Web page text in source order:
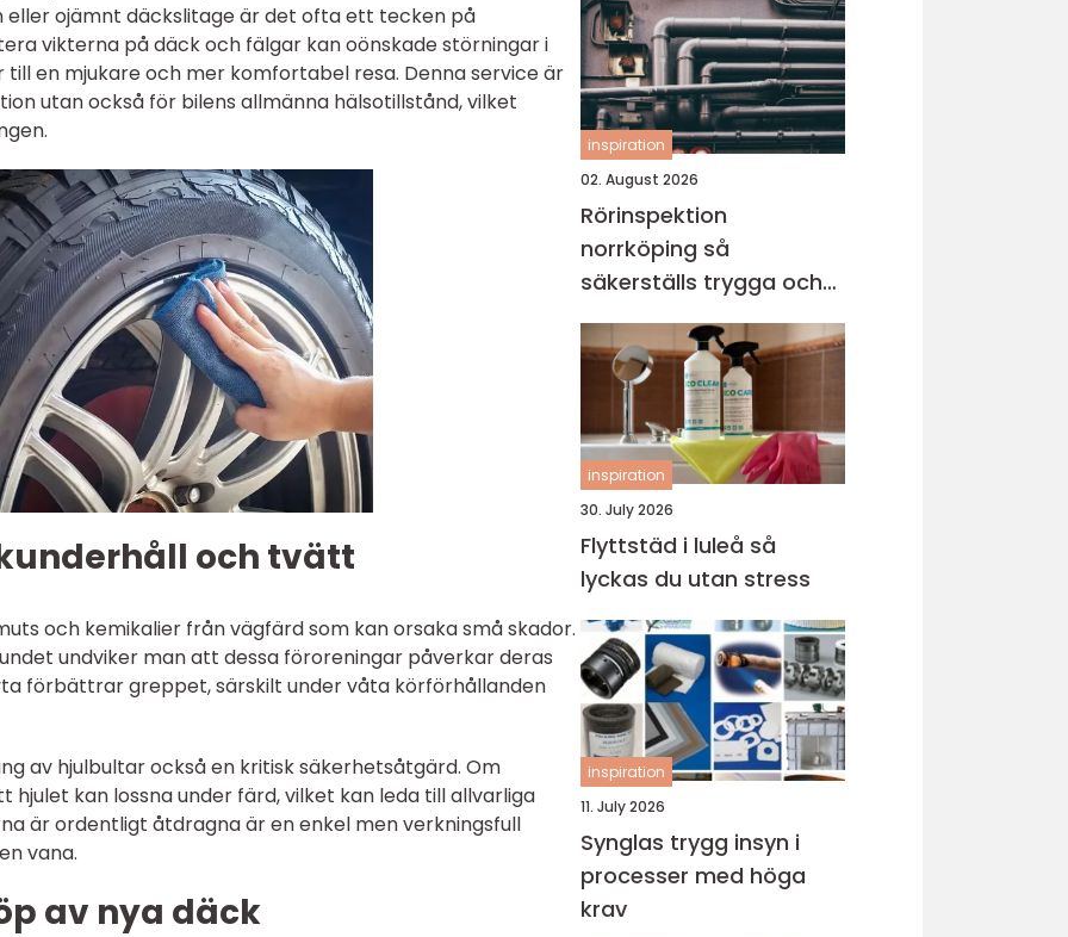
ojämnt däckslitage är det ofta ett tecken på
vikterna på däck och fälgar kan oönskade störningar i
en mjukare och mer komfortabel resa. Denna service är
utan också för bilens allmänna hälsotillstånd, vilket
och tvätt
och kemikalier från vägfärd som kan orsaka små skador.
undviker man att dessa föroreningar påverkar deras
förbättrar greppet, särskilt under våta körförhållanden
av hjulbultar också en kritisk säkerhetsåtgärd. Om
hjulet kan lossna under färd, vilket kan leda till allvarliga
är ordentligt åtdragna är en enkel men verkningsfull
vana.
av nya däck
inspiration
02. August 2026
Rörinspektion
norrköping så
säkerställs trygga och
hållbara avloppssystem
inspiration
30. July 2026
Flyttstäd i luleå så
lyckas du utan stress
inspiration
11. July 2026
Synglas trygg insyn i
processer med höga
krav